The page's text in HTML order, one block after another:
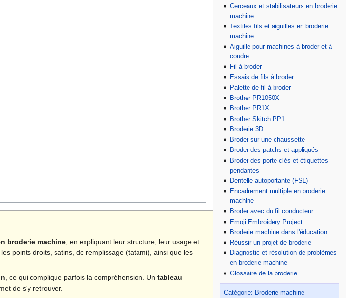
Cerceaux et stabilisateurs en broderie
machine
Textiles fils et aiguilles en broderie
machine
Aiguille pour machines à broder et à
coudre
Fil à broder
Essais de fils à broder
Palette de fil à broder
Brother PR1050X
Brother PR1X
Brother Skitch PP1
Broderie 3D
Broder sur une chaussette
Broder des patchs et appliqués
Broder des porte-clés et étiquettes
pendantes
Dentelle autoportante (FSL)
Encadrement multiple en broderie
machine
Broder avec du fil conducteur
Emoji Embroidery Project
Broderie machine dans l'éducation
Réussir un projet de broderie
Diagnostic et résolution de problèmes
en broderie machine
Glossaire de la broderie
Catégorie: Broderie machine
broderie machine, en expliquant leur structure, leur usage et
points droits, satins, de remplissage (tatami), ainsi que les
, ce qui complique parfois la compréhension. Un tableau
de s'y retrouver.